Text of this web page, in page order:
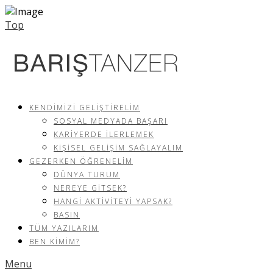
Top
KENDIMIZI GELIŞTIRELIM
SOSYAL MEDYADA BAŞARI
KARIYERDE İLERLEMEK
KIŞISEL GELIŞIM SAĞLAYALIM
GEZERKEN ÖĞRENELIM
DÜNYA TURUM
NEREYE GITSEK?
HANGI AKTIVITEYI YAPSAK?
BASIN
TÜM YAZILARIM
BEN KIMIM?
Menu